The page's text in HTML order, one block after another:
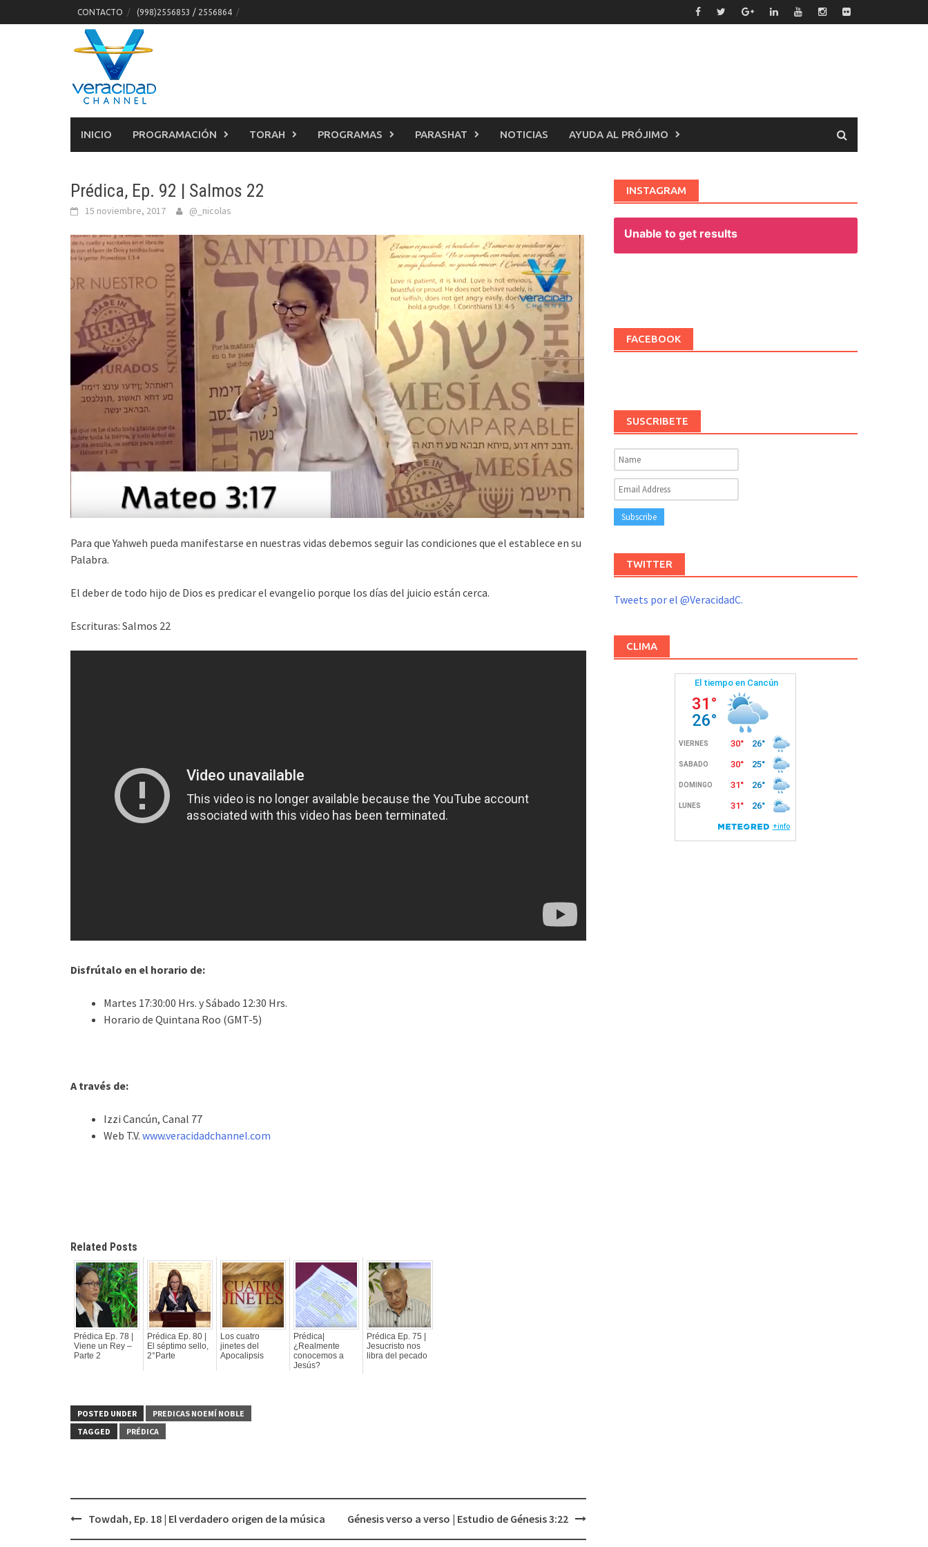
to
CONTACTO (998)2556853 / 2556864
INICIO PROGRAMACIÓN TORAH PROGRAMAS PARASHAT NOTICIAS AYUDA AL PRÓJIMO
Prédica, Ep. 92 | Salmos 22
15 noviembre, 2017 @_nicolas
Para que Yahweh pueda manifestarse en nuestras vidas debemos seguir las condiciones que el establece en su
Palabra.
El deber de todo hijo de Dios es predicar el evangelio porque los días del juicio están cerca.
Escrituras: Salmos 22
Disfrútalo en el horario de:
Martes 17:30:00 Hrs. y Sábado 12:30 Hrs.
Horario de Quintana Roo (GMT-5)
A través de:
Izzi Cancún, Canal 77
Web T.V. www.veracidadchannel.com
Related Posts
Prédica Ep. 78 |
Viene un Rey –
Parte 2
Prédica Ep. 80 |
El séptimo sello,
2°Parte
Los cuatro
jinetes del
Apocalipsis
Prédica|
¿Realmente
conocemos a
Jesús?
Prédica Ep. 75 |
Jesucristo nos
libra del pecado
POSTED UNDER
PREDICAS NOEMÍ NOBLE
TAGGED
PRÉDICA
Towdah, Ep. 18 | El verdadero origen de la música Génesis verso a verso | Estudio de Génesis 3:22
INSTAGRAM
Unable to get results
FACEBOOK
SUSCRIBETE
TWITTER
Tweets por el @VeracidadC.
CLIMA